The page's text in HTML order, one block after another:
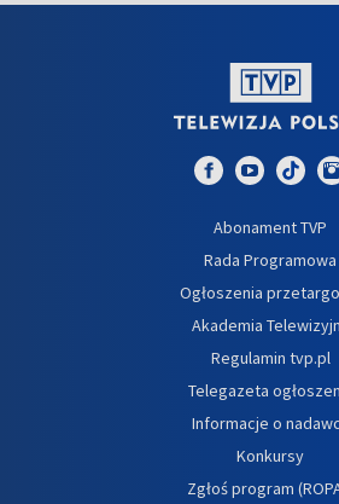
Abonament TVP
Rada Programowa
Ogłoszenia
Akademia
Regulamin tvp.pl
Telegazeta
Informacje o
Konkursy
Zgłoś program